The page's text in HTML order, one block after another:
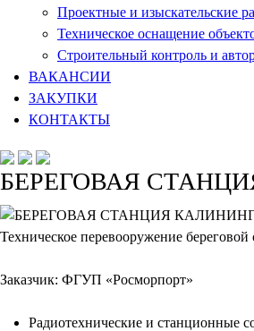
Проектные и изыскательские
Техническое оснащение
Строительный контроль и
ВАКАНСИИ
ЗАКУПКИ
КОНТАКТЫ
БЕРЕГОВАЯ
Техническое перевооружение
Заказчик: ФГУП «Росморпорт»
Радиотехнические и станционные